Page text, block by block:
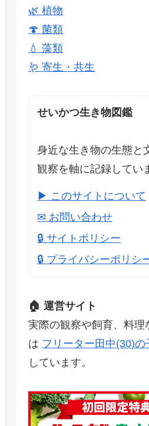
🌿 植物
🍄 菌類
💧 藻類
🪱 寄生・共生
せいかつ生き物図鑑
身近な生き物の生態と
観察を軸に記録してい
▶ このサイトについて
✉ お問い合わせ
🔒 サイトポリシー
🔒 プライバシーポリシ
🏠 運営サイト
実際の観察や飼育、料理
は フリーター田中(30)の
しています。